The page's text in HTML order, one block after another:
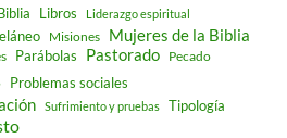
Libros Liderazgo espiritual
Misiones Mujeres de la Biblia
Parábolas Pastorado Pecado
Problemas sociales
Sufrimiento y pruebas Tipología